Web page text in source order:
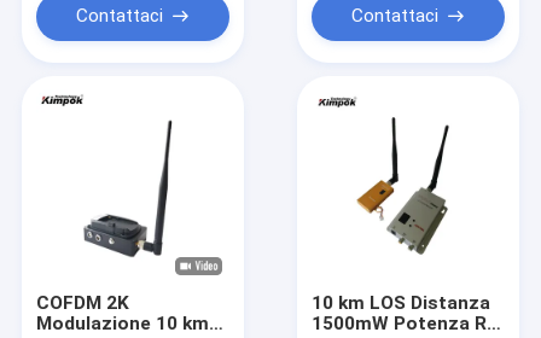
Contattaci Contattaci
COFDM 2K
Modulazione 10 km
10 km LOS Distanza
1500mW Potenza RF